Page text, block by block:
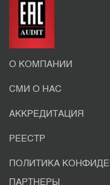
О КОМПАНИИ
СМИ О НАС
АККРЕДИТАЦИЯ
РЕЕСТР
ПОЛИТИКА
ПАРТНЕРЫ